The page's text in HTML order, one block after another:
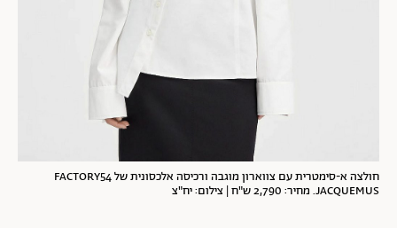
חולצה א-סימטרית עם צווארון מוגבה ורכיסה אלכסונית של FACTORY54
JACQUEMUS. מחיר: 2,790 ש"ח | צילום: יח"צ